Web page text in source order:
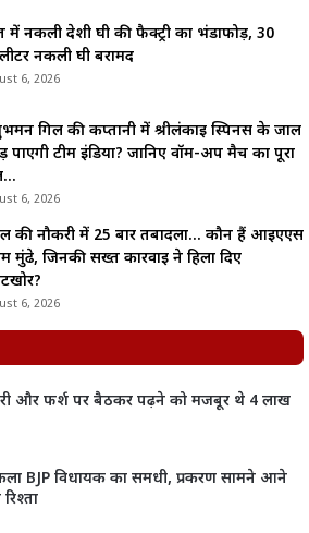
में नकली देशी घी की फैक्ट्री का भंडाफोड़, 30
नकली घी बरामद
6, 2026
गिल की कप्तानी में श्रीलंकाई स्पिनर्स के जाल
पाएगी टीम इंडिया? जानिए वॉर्म-अप मैच का पूरा
6, 2026
की नौकरी में 25 बार तबादला… कौन हैं आईएएस
मुंढे, जिनकी सख्त कार्रवाई ने हिला दिए
6, 2026
और फर्श पर बैठकर पढ़ने को मजबूर थे 4 लाख
BJP विधायक का समधी, प्रकरण सामने आने